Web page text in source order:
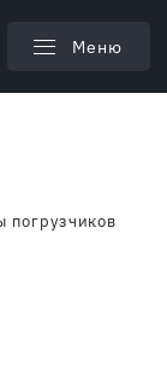
Меню
погрузчиков